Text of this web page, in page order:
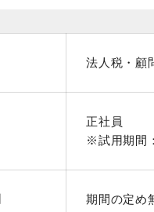
法人税・顧
正社員
※試用期間
期間の定め